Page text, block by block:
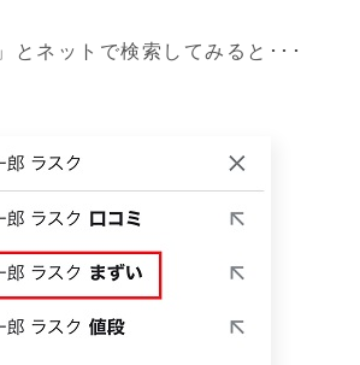
」とネットで検索してみると･･･